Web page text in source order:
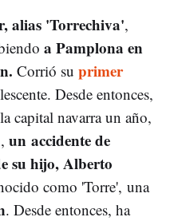
alias 'Torrechiva',
a Pamplona en
Corrió su primer
Desde entonces,
capital navarra un año,
un accidente de
su hijo, Alberto
como 'Torre', una
. Desde entonces, ha